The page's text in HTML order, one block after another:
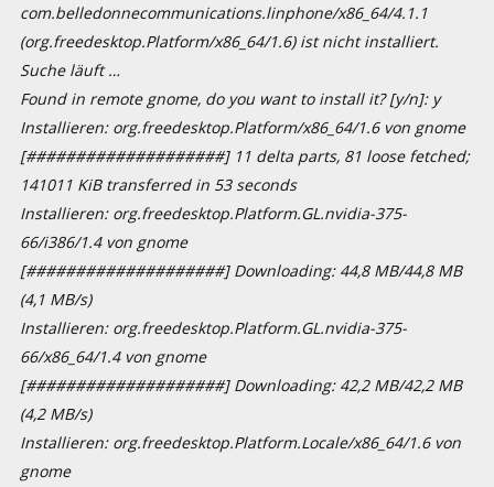
com.belledonnecommunications.linphone/x86_64/4.1.1
(org.freedesktop.Platform/x86_64/1.6) ist nicht installiert.
Suche läuft …
Found in remote gnome, do you want to install it? [y/n]: y
Installieren: org.freedesktop.Platform/x86_64/1.6 von gnome
[####################] 11 delta parts, 81 loose fetched;
141011 KiB transferred in 53 seconds
Installieren: org.freedesktop.Platform.GL.nvidia-375-
66/i386/1.4 von gnome
[####################] Downloading: 44,8 MB/44,8 MB
(4,1 MB/s)
Installieren: org.freedesktop.Platform.GL.nvidia-375-
66/x86_64/1.4 von gnome
[####################] Downloading: 42,2 MB/42,2 MB
(4,2 MB/s)
Installieren: org.freedesktop.Platform.Locale/x86_64/1.6 von
gnome